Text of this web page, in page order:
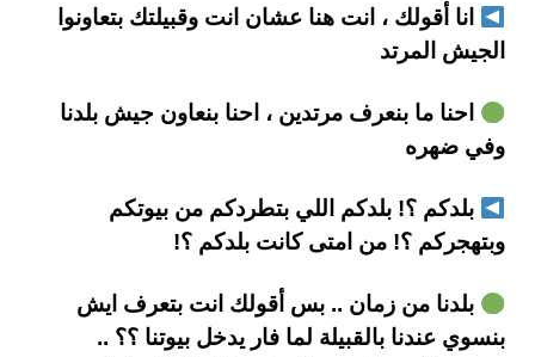
انا أقولك ، انت هنا عشان انت وقبيلتك بتعاونوا
الجيش المرتد
احنا ما بنعرف مرتدين ، احنا بنعاون جيش بلدنا
وفي ضهره
بلدكم ؟! بلدكم اللي بتطردكم من بيوتكم
وبتهجركم ؟! من امتى كانت بلدكم ؟!
بلدنا من زمان .. بس أقولك انت بتعرف ايش
بنسوي عندنا بالقبيلة لما فار يدخل بيوتنا ؟؟ ..